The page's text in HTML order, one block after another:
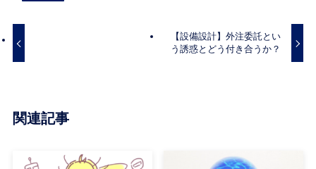
【設備設計】外注委託とい
う誘惑とどう付き合うか？
関連記事